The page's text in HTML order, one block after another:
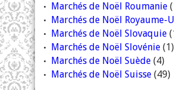
Marchés de Noël Roumanie
Marchés de Noël Royaume-
Marchés de Noël Slovaquie
Marchés de Noël Slovénie (1)
Marchés de Noël Suède (4)
Marchés de Noël Suisse (49)